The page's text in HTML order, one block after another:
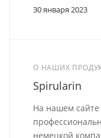
30 января 2023
О НАШИХ
Spirularin
На нашем сайте
немецкой